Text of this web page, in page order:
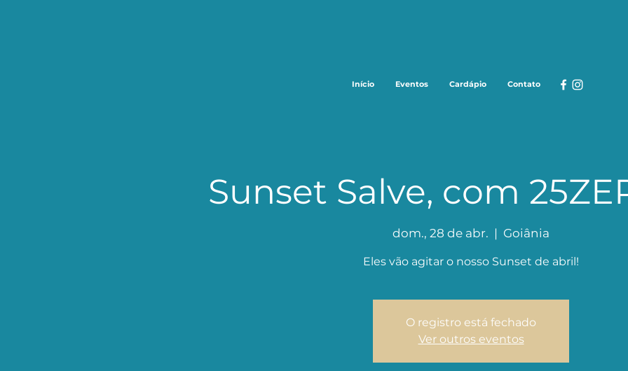
Sunset Salve, com
dom., 28 de abr.
  |
Goiânia
Eles vão agitar o nosso Sunset de abril!
O registro está fechado
Ver outros eventos
Início Eventos Cardápio Contato